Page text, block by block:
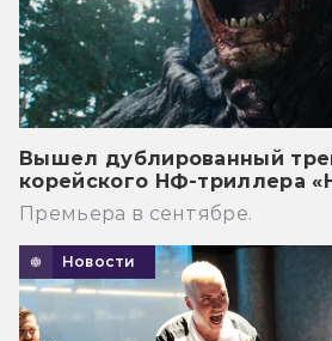
Вышел дублированный
корейского НФ-триллера
Премьера в сентябре.
Новости